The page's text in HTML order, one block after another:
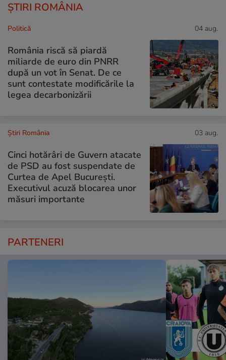
ȘTIRI ROMÂNIA
Politică 04 aug.
România riscă să piardă
miliarde de euro din PNRR
după un vot în Senat. De ce
sunt contestate modificările la
legea decarbonizării
Știri România 03 aug.
Cinci hotărâri de Guvern atacate
de PSD au fost suspendate de
Curtea de Apel București.
Executivul acuză blocarea unor
măsuri importante
PARTENERI